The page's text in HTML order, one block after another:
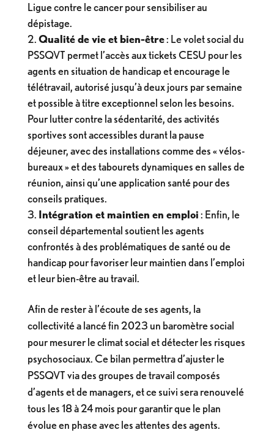
Ligue contre le cancer pour sensibiliser au
dépistage.
Qualité de vie et bien-être: Le volet social du
PSSQVT permet l’accès aux tickets CESU pour les
agents en situation de handicap et encourage le
télétravail, autorisé jusqu’à deux jours par semaine
et possible à titre exceptionnel selon les besoins.
Pour lutter contre la sédentarité, des activités
sportives sont accessibles durant la pause
déjeuner, avec des installations comme des « vélos-
bureaux » et des tabourets dynamiques en salles de
réunion, ainsi qu’une application santé pour des
conseils pratiques.
Intégration et maintien en emploi: Enfin, le
conseil départemental soutient les agents
confrontés à des problématiques de santé ou de
handicap pour favoriser leur maintien dans l’emploi
et leur bien-être au travail.
Afin de rester à l’écoute de ses agents, la
collectivité a lancé fin 2023 un baromètre social
pour mesurer le climat social et détecter les risques
psychosociaux. Ce bilan permettra d’ajuster le
PSSQVT via des groupes de travail composés
d’agents et de managers, et ce suivi sera renouvelé
tous les 18 à 24 mois pour garantir que le plan
évolue en phase avec les attentes des agents.